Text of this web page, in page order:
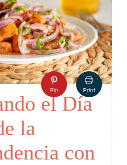
Pin Print
el Día
la
con